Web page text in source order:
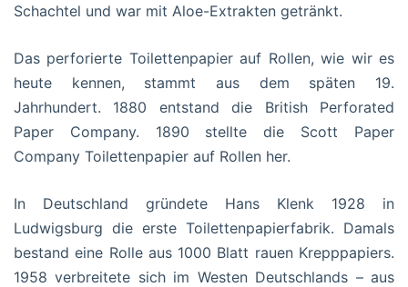
Schachtel und war mit Aloe-Extrakten getränkt.
Das perforierte Toilettenpapier auf Rollen, wie wir es
heute kennen, stammt aus dem späten 19.
Jahrhundert. 1880 entstand die British Perforated
Paper Company. 1890 stellte die Scott Paper
Company Toilettenpapier auf Rollen her.
In Deutschland gründete Hans Klenk 1928 in
Ludwigsburg die erste Toilettenpapierfabrik. Damals
bestand eine Rolle aus 1000 Blatt rauen Krepppapiers.
1958 verbreitete sich im Westen Deutschlands – aus